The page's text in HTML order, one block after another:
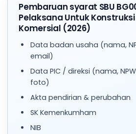
Pembaruan syarat SBU
Pelaksana Untuk
Komersial (2026)
Data badan usaha (nama,
email)
Data PIC / direksi (nama,
foto)
Akta pendirian & perubahan
SK Kemenkumham
NIB